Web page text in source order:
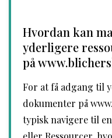
Hvordan kan
yderligere
på
For at få adgang til
dokumenter på
typisk navigere til